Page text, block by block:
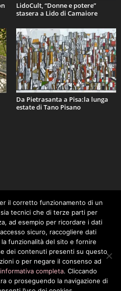
LidoCult, “Donne e potere”
stasera a Lido di Camaiore
Da Pietrasanta a Pisa:la lunga
estate di Tano Pisano
il corretto funzionamento di un
tecnici che di terze parti per
ad esempio per ricordare i dati
sicuro, raccogliere dati
funzionalità del sito e fornire
dei contenuti presenti su questo
o per negare il consenso ad
completa. Cliccando
o proseguendo la navigazione di